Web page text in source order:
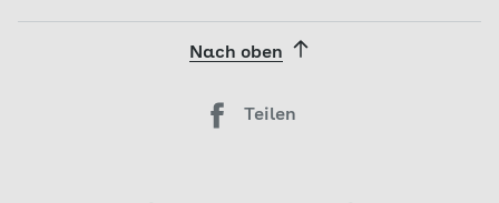
Nach oben
Teilen